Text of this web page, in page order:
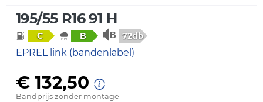
195/55 R16 91 H
C B 72db
EPREL link (bandenlabel)
€ 132,50
Bandprijs zonder montage